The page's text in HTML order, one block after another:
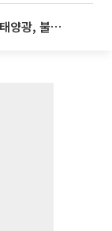
美 ‘232조 하이브리드 제재’ 임박…K-태양광, 불확실성 털고 날개 다나